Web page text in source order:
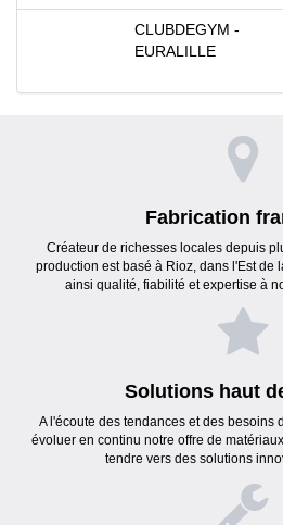
CLUBDEGYM -
EURALILLE
Fabrication
Créateur de richesses locales depuis
production est basé à Rioz, dans l'Est de
ainsi qualité, fiabilité et expertise à
Solutions haut
A l'écoute des tendances et des besoins
évoluer en continu notre offre de
tendre vers des solutions